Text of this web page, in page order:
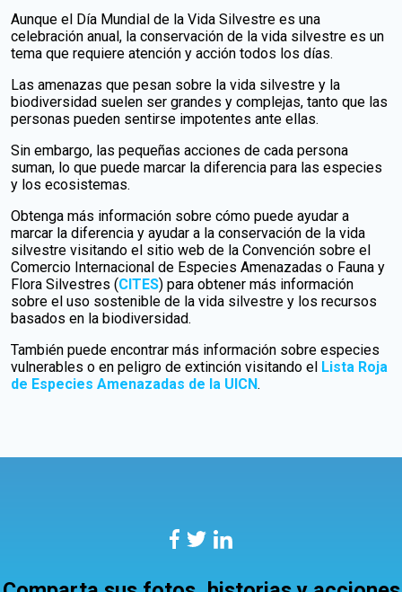
Aunque el Día Mundial de la Vida Silvestre es una
celebración anual, la conservación de la vida silvestre es un
tema que requiere atención y acción todos los días.
Las amenazas que pesan sobre la vida silvestre y la
biodiversidad suelen ser grandes y complejas, tanto que las
personas pueden sentirse impotentes ante ellas.
Sin embargo, las pequeñas acciones de cada persona
suman, lo que puede marcar la diferencia para las especies
y los ecosistemas.
Obtenga más información sobre cómo puede ayudar a
marcar la diferencia y ayudar a la conservación de la vida
silvestre visitando el sitio web de la Convención sobre el
Comercio Internacional de Especies Amenazadas o Fauna y
Flora Silvestres (CITES) para obtener más información
sobre el uso sostenible de la vida silvestre y los recursos
basados ​​en la biodiversidad.
También puede encontrar más información sobre especies
vulnerables o en peligro de extinción visitando el Lista Roja
de Especies Amenazadas de la UICN.